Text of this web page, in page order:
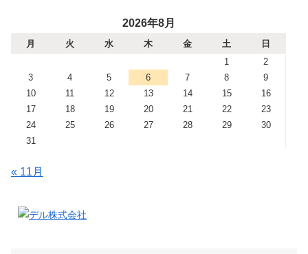
2026年8月
月 火 水 木 金 土
日
1
2
3
4 5 6 7 8
9
10
11 12 13 14 15
16
17
18 19 20 21 22
23
24
25 26 27 28 29
30
31
« 11月